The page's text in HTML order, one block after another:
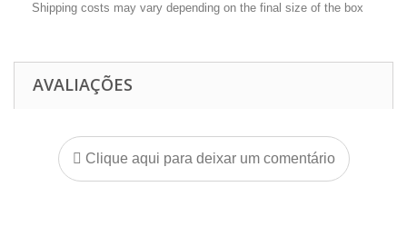
Shipping costs may vary depending on the final size of the box
AVALIAÇÕES
Clique aqui para deixar um comentário